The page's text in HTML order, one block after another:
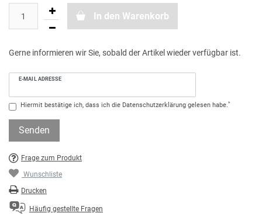
In den Warenkorb
Gerne informieren wir Sie, sobald der Artikel wieder verfügbar ist.
E-MAIL ADRESSE
Hiermit bestätige ich, dass ich die Daten­schutz­erklärung gelesen habe.*
Senden
Frage zum Produkt
Wunschliste
Drucken
Häufig gestellte Fragen